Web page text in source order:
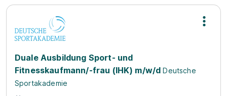
Duale Ausbildung Sport- und
Fitnesskaufmann/-frau (IHK) m/w/d Deutsche
Sportakademie